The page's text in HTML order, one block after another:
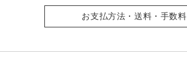
お支払方法・送料・手数料